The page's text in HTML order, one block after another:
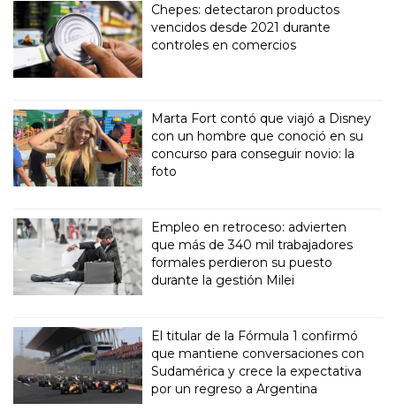
Chepes: detectaron productos
vencidos desde 2021 durante
controles en comercios
Marta Fort contó que viajó a Disney
con un hombre que conoció en su
concurso para conseguir novio: la
foto
Empleo en retroceso: advierten
que más de 340 mil trabajadores
formales perdieron su puesto
durante la gestión Milei
El titular de la Fórmula 1 confirmó
que mantiene conversaciones con
Sudamérica y crece la expectativa
por un regreso a Argentina